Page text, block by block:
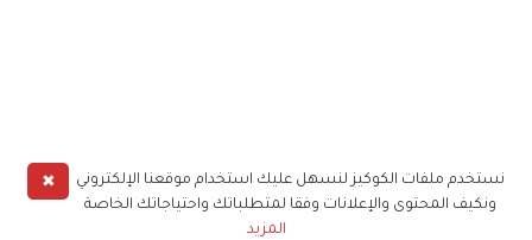
✖
نستخدم ملفات الكوكيز لنسهل عليك استخدام موقعنا الإلكتروني
ونكيف المحتوى والإعلانات وفقا لمتطلباتك واحتياجاتك الخاصة
المزيد